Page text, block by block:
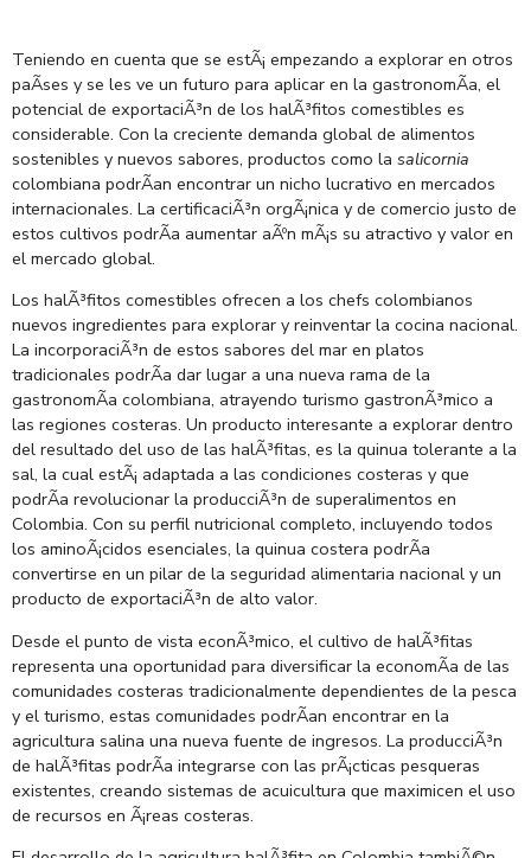
Teniendo en cuenta que se estÃ¡ empezando a explorar en otros
paÃ­ses y se les ve un futuro para aplicar en la gastronomÃ­a, el
potencial de exportaciÃ³n de los halÃ³fitos comestibles es
considerable. Con la creciente demanda global de alimentos
sostenibles y nuevos sabores, productos como la salicornia
colombiana podrÃ­an encontrar un nicho lucrativo en mercados
internacionales. La certificaciÃ³n orgÃ¡nica y de comercio justo de
estos cultivos podrÃ­a aumentar aÃºn mÃ¡s su atractivo y valor en
el mercado global.
Los halÃ³fitos comestibles ofrecen a los chefs colombianos
nuevos ingredientes para explorar y reinventar la cocina nacional.
La incorporaciÃ³n de estos sabores del mar en platos
tradicionales podrÃ­a dar lugar a una nueva rama de la
gastronomÃ­a colombiana, atrayendo turismo gastronÃ³mico a
las regiones costeras. Un producto interesante a explorar dentro
del resultado del uso de las halÃ³fitas, es la quinua tolerante a la
sal, la cual estÃ¡ adaptada a las condiciones costeras y que
podrÃ­a revolucionar la producciÃ³n de superalimentos en
Colombia. Con su perfil nutricional completo, incluyendo todos
los aminoÃ¡cidos esenciales, la quinua costera podrÃ­a
convertirse en un pilar de la seguridad alimentaria nacional y un
producto de exportaciÃ³n de alto valor.
Desde el punto de vista econÃ³mico, el cultivo de halÃ³fitas
representa una oportunidad para diversificar la economÃ­a de las
comunidades costeras tradicionalmente dependientes de la pesca
y el turismo, estas comunidades podrÃ­an encontrar en la
agricultura salina una nueva fuente de ingresos. La producciÃ³n
de halÃ³fitas podrÃ­a integrarse con las prÃ¡cticas pesqueras
existentes, creando sistemas de acuicultura que maximicen el uso
de recursos en Ã¡reas costeras.